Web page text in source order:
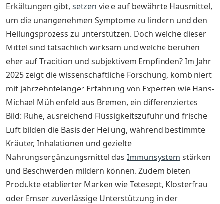
Erkältungen gibt, setzen viele auf bewährte Hausmittel,
um die unangenehmen Symptome zu lindern und den
Heilungsprozess zu unterstützen. Doch welche dieser
Mittel sind tatsächlich wirksam und welche beruhen
eher auf Tradition und subjektivem Empfinden? Im Jahr
2025 zeigt die wissenschaftliche Forschung, kombiniert
mit jahrzehntelanger Erfahrung von Experten wie Hans-
Michael Mühlenfeld aus Bremen, ein differenziertes
Bild: Ruhe, ausreichend Flüssigkeitszufuhr und frische
Luft bilden die Basis der Heilung, während bestimmte
Kräuter, Inhalationen und gezielte
Nahrungsergänzungsmittel das Immunsystem stärken
und Beschwerden mildern können. Zudem bieten
Produkte etablierter Marken wie Tetesept, Klosterfrau
oder Emser zuverlässige Unterstützung in der